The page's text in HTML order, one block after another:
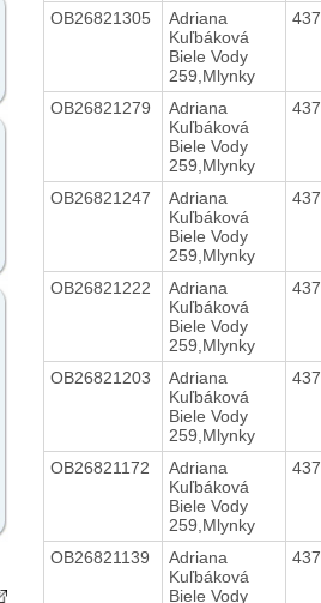
OB26821305
Adriana
Kuľbáková
Biele Vody
259,Mlynky
OB26821279
Adriana
Kuľbáková
Biele Vody
259,Mlynky
OB26821247
Adriana
Kuľbáková
Biele Vody
259,Mlynky
OB26821222
Adriana
Kuľbáková
Biele Vody
259,Mlynky
OB26821203
Adriana
Kuľbáková
Biele Vody
259,Mlynky
OB26821172
Adriana
Kuľbáková
Biele Vody
259,Mlynky
OB26821139
Adriana
Kuľbáková
Biele Vody